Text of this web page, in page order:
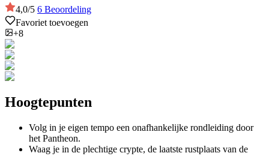
4,0/5 6 Beoordeling
Favoriet toevoegen
+8
Hoogtepunten
Volg in je eigen tempo een onafhankelijke rondleiding door
het Pantheon.
Waag je in de plechtige crypte, de laatste rustplaats van de